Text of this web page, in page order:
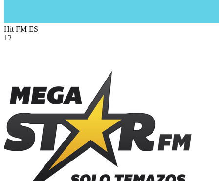
Hit FM ES
12